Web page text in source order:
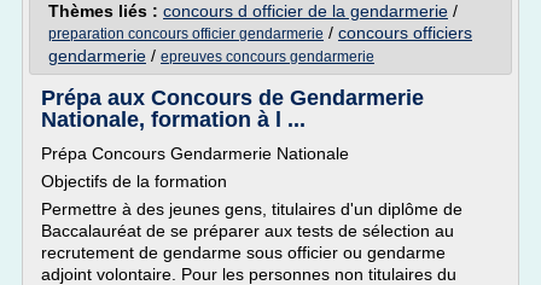
Thèmes liés : concours d officier de la gendarmerie /
preparation concours officier gendarmerie / concours officiers
gendarmerie / epreuves concours gendarmerie
Prépa aux Concours de Gendarmerie
Nationale, formation à l ...
Prépa Concours Gendarmerie Nationale
Objectifs de la formation
Permettre à des jeunes gens, titulaires d'un diplôme de
Baccalauréat de se préparer aux tests de sélection au
recrutement de gendarme sous officier ou gendarme
adjoint volontaire. Pour les personnes non titulaires du